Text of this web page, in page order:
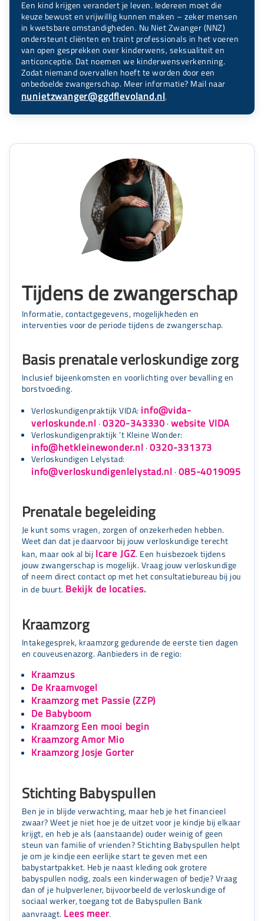
Een kind krijgen verandert je leven. Iedereen moet die
keuze bewust en vrijwillig kunnen maken – zeker mensen
in kwetsbare omstandigheden. Nu Niet Zwanger (NNZ)
ondersteunt cliënten en traint professionals in het voeren
van open gesprekken over kinderwens, seksualiteit en
anticonceptie. Dat noemen we kinderwensverkenning.
Zodat niemand overvallen hoeft te worden door een
onbedoelde zwangerschap. Meer informatie? Mail naar
nunietzwanger@ggdflevoland.nl.
Tijdens de zwangerschap
Informatie, contactgegevens, mogelijkheden en
interventies voor de periode tijdens de zwangerschap.
Basis prenatale verloskundige zorg
Inclusief bijeenkomsten en voorlichting over bevalling en
borstvoeding.
Verloskundigenpraktijk VIDA: info@vida-
verloskunde.nl · 0320-343330 ·website VIDA
Verloskundigenpraktijk ’t Kleine Wonder:
info@hetkleinewonder.nl ·0320-331373
Verloskundigen Lelystad:
info@verloskundigenlelystad.nl ·085-4019095
Prenatale begeleiding
Je kunt soms vragen, zorgen of onzekerheden hebben.
Weet dan dat je daarvoor bij jouw verloskundige terecht
kan, maar ook al bij Icare JGZ. Een huisbezoek tijdens
jouw zwangerschap is mogelijk. Vraag jouw verloskundige
of neem direct contact op met het consultatiebureau bij jou
in de buurt. Bekijk de locaties.
Kraamzorg
Intakegesprek, kraamzorg gedurende de eerste tien dagen
en couveusenazorg. Aanbieders in de regio:
Kraamzus
De Kraamvogel
Kraamzorg met Passie (ZZP)
De Babyboom
Kraamzorg Een mooi begin
Kraamzorg Amor Mio
Kraamzorg Josje Gorter
Stichting Babyspullen
Ben je in blijde verwachting, maar heb je het financieel
zwaar? Weet je niet hoe je de uitzet voor je kindje bij elkaar
krijgt, en heb je als (aanstaande) ouder weinig of geen
steun van familie of vrienden? Stichting Babyspullen helpt
je om je kindje een eerlijke start te geven met een
babystartpakket. Heb je naast kleding ook grotere
babyspullen nodig, zoals een kinderwagen of bedje? Vraag
dan of je hulpverlener, bijvoorbeeld de verloskundige of
sociaal werker, toegang tot de Babyspullen Bank
aanvraagt. Lees meer.